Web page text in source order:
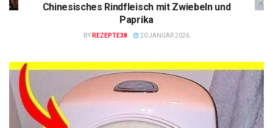
Chinesisches Rindfleisch mit Zwiebeln und
Paprika
BY REZEPTE38 20 JANUAR 2026